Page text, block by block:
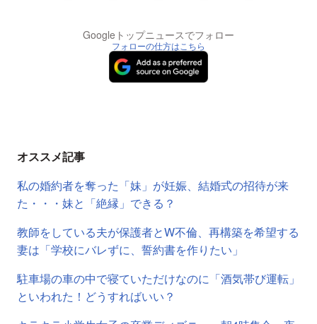
Googleトップニュースでフォロー
フォローの仕方はこちら
オススメ記事
私の婚約者を奪った「妹」が妊娠、結婚式の招待が来
た・・・妹と「絶縁」できる？
教師をしている夫が保護者とW不倫、再構築を希望する
妻は「学校にバレずに、誓約書を作りたい」
駐車場の車の中で寝ていただけなのに「酒気帯び運転」
といわれた！どうすればいい？